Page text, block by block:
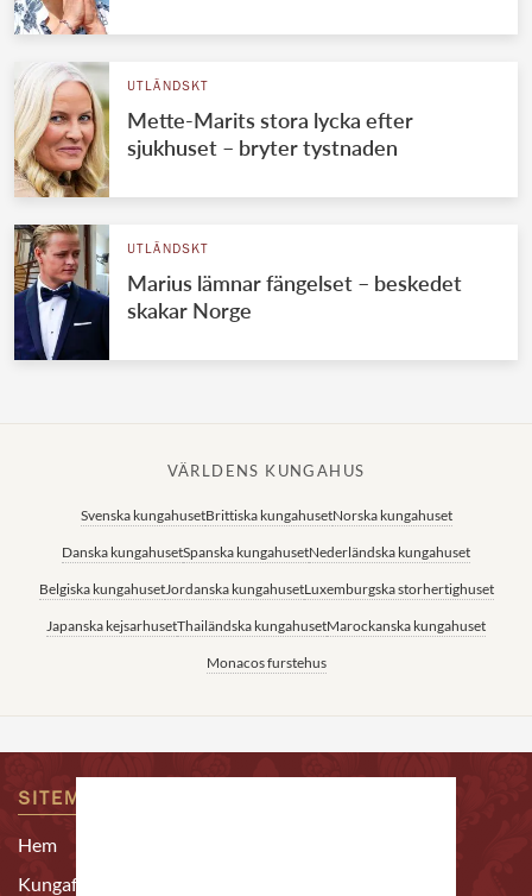
UTLÄNDSKT
Mette-Marits stora lycka efter
sjukhuset – bryter tystnaden
UTLÄNDSKT
Marius lämnar fängelset – beskedet
skakar Norge
VÄRLDENS KUNGAHUS
Svenska kungahusetBrittiska kungahusetNorska kungahuset
Danska kungahusetSpanska kungahusetNederländska kungahuset
Belgiska kungahusetJordanska kungahusetLuxemburgska storhertighuset
Japanska kejsarhusetThailändska kungahusetMarockanska kungahuset
Monacos furstehus
SITEMAP
Hem
Kungafamiljen